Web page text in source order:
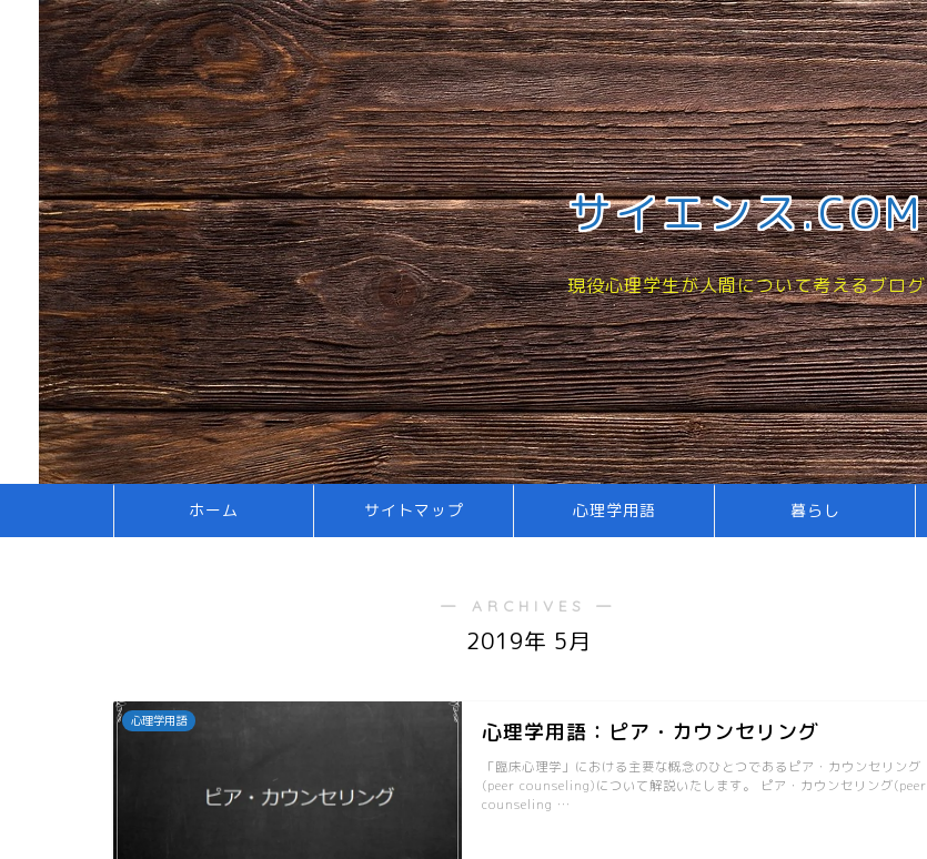
サイエンス.COM
現役心理学生が人間について考えるブログ
ホーム サイトマップ 心理学用語 暮らし
― ARCHIVES ―
2019年 5月
心理学用語 心理学用語：ピア・カウンセリング
「臨床心理学」における主要な概念のひとつであるピア・カウンセリング
(peer counseling)について解説いたします。 ピア・カウンセリング(peer
counseling …